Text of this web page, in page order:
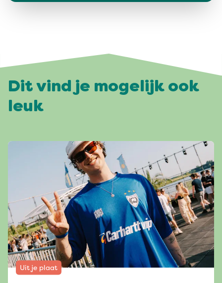
Dit vind je mogelijk ook
leuk
Uit je plaat